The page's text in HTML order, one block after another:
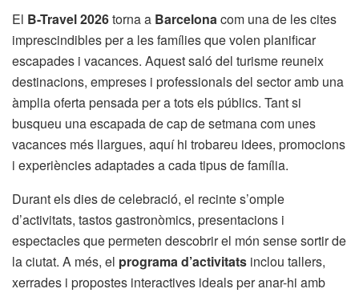
El B-Travel 2026torna a Barcelonacom una de les cites
imprescindibles per a les famílies que volen planificar
escapades i vacances. Aquest saló del turisme reuneix
destinacions, empreses i professionals del sector amb una
àmplia oferta pensada per a tots els públics. Tant si
busqueu una escapada de cap de setmana com unes
vacances més llargues, aquí hi trobareu idees, promocions
i experiències adaptades a cada tipus de família.
Durant els dies de celebració, el recinte s’omple
d’activitats, tastos gastronòmics, presentacions i
espectacles que permeten descobrir el món sense sortir de
la ciutat. A més, el programa d’activitats inclou tallers,
xerrades i propostes interactives ideals per anar-hi amb